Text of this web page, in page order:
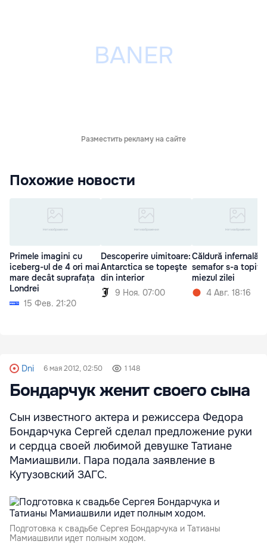
Разместить рекламу на сайте
Похожие новости
Primele imagini cu
iceberg-ul de 4 ori mai
mare decât suprafața
Londrei
15 Фев. 21:20
Descoperire uimitoare:
Antarctica se topeşte
din interior
9 Ноя. 07:00
Căldură infernală:
semafor s-a topit
miezul zilei
4 Авг. 18:16
Dni 6 мая 2012, 02:50 1 148
Бондарчук женит своего сына
Сын известного актера и режиссера Федора
Бондарчука Сергей сделал предложение руки
и сердца своей любимой девушке Татиане
Мамиашвили. Пара подала заявление в
Кутузовский ЗАГС.
Подготовка к свадьбе Сергея Бондарчука и Татианы
Мамиашвили идет полным ходом.